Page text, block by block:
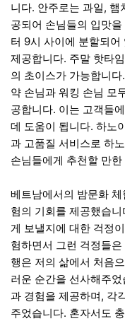
니다. 안주로는 과일, 햄
공되어 손님들의 입맛
터 9시 사이에 분할되
제공합니다. 주말 핫타
의 초이스가 가능합니
약 손님과 워킹 손님 모
공합니다. 이는 고객들
데 도움이 됩니다. 하노
과 고품질 서비스로 하
손님들에게 추천할 만
베트남에서의 밤문화
험의 기회를 제공했습
게 보낼지에 대한 걱정
험하면서 그런 걱정들
행은 저의 삶에서 처음
러운 순간을 선사해주
과 경험을 제공하며, 각
주었습니다. 혼자서도